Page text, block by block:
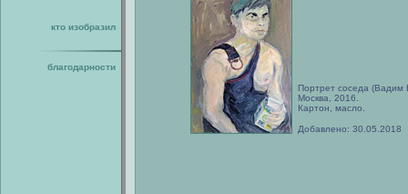
кто изобразил
благодарности
Портрет соседа (Вадим
Москва, 2016.
Картон, масло.
Добавлено: 30.05.2018